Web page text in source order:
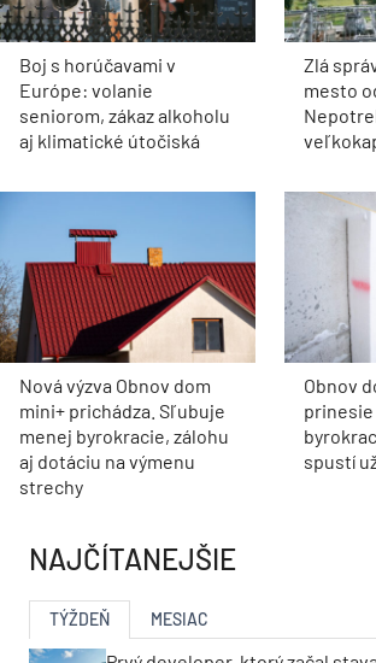
Boj s horúčavami v
Európe: volanie
seniorom, zákaz alkoholu
aj klimatické útočiská
Zlá
mesto
Nová výzva Obnov dom
mini+ prichádza. Sľubuje
menej byrokracie, zálohu
aj dotáciu na výmenu
strechy
Obnov
spustí
NAJČÍTANEJŠIE
TÝŽDEŇ MESIAC